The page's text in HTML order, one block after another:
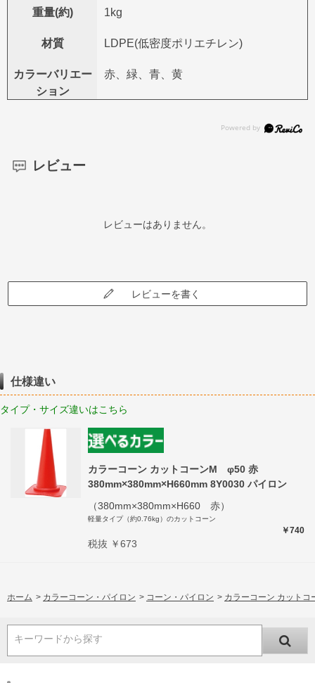
重量(約) 1kg
材質 LDPE(低密度ポリエチレン)
カラーバリエー
ション
赤、緑、青、黄
レビュー
レビューはありません。
レビューを書く
仕様違い
タイプ・サイズ違いはこちら
カラーコーン カットコーンM φ50 赤
380mm×380mm×H660mm 8Y0030 パイロン
（380mm×380mm×H660 赤）
軽量タイプ（約0.76kg）のカットコーン
￥740
税抜 ￥673
ホーム > カラーコーン・パイロン > コーン・パイロン > カラーコーン カット
キーワードから探す